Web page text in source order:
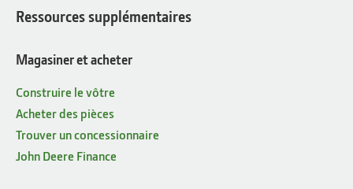
Ressources supplémentaires
Magasiner et acheter
Construire le vôtre
Acheter des pièces
Trouver un concessionnaire
John Deere Finance